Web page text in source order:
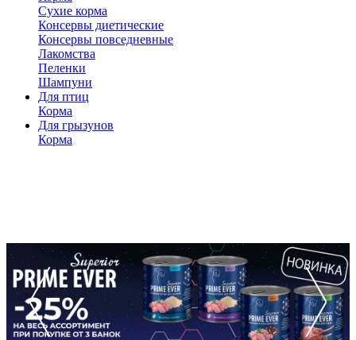
Сухие корма
Консервы диетические
Консервы повседневные
Лакомства
Пеленки
Шампуни
Для птиц
Корма
Для грызунов
Корма